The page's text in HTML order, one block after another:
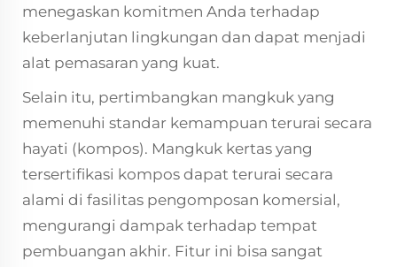
menegaskan komitmen Anda terhadap
keberlanjutan lingkungan dan dapat menjadi
alat pemasaran yang kuat.
Selain itu, pertimbangkan mangkuk yang
memenuhi standar kemampuan terurai secara
hayati (kompos). Mangkuk kertas yang
tersertifikasi kompos dapat terurai secara
alami di fasilitas pengomposan komersial,
mengurangi dampak terhadap tempat
pembuangan akhir. Fitur ini bisa sangat